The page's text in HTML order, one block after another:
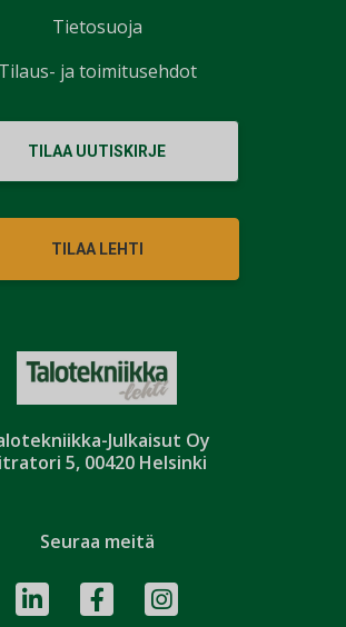
Julkaisut Oy
5, 00420 Helsinki
TILAA UUTISKIRJE
TILAA LEHTI
Seuraa meitä
Tietosuoja
Tilaus- ja toimitusehdot